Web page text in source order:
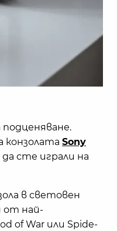
подценяване.
конзолата Sony
сте играли на
в световен
от най-
of War или Spide-